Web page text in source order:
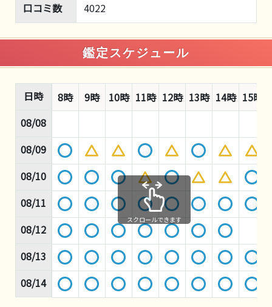
口コミ数 4022
鑑定スケジュール
日時
08/08
08/09
08/10
08/11
08/12
08/13
08/14
8時 9時 10時 11時 12時 13時 14時 15時
スクロールできます